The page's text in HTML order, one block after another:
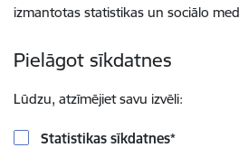
izmantotas statistikas un sociālo
Pielāgot sīkdatnes
Lūdzu, atzīmējiet savu izvēli:
Statistikas sīkdatnes*